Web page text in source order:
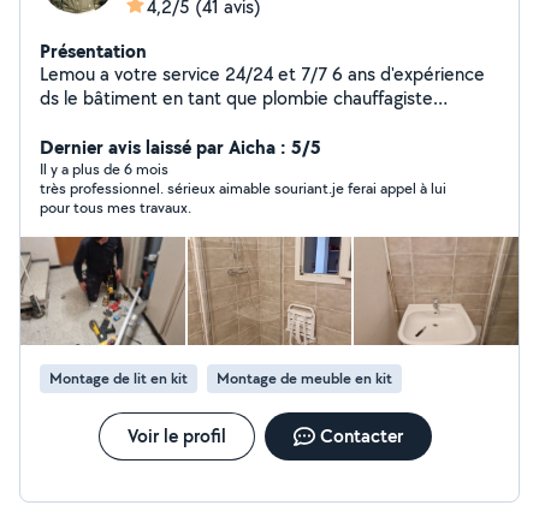
4,2/5 (41 avis)
Présentation
Lemou a votre service 24/24 et 7/7 6 ans d'expérience
ds le bâtiment en tant que plombie chauffagiste
Dernier avis laissé par Aicha : 5/5
Il y a plus de 6 mois
très professionnel. sérieux aimable souriant.je ferai appel à lui
pour tous mes travaux.
Montage de lit en kit Montage de meuble en kit
Voir le profil Contacter